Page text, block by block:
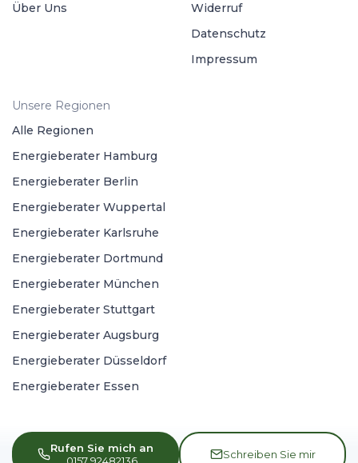
Rufen Sie mich an
Schreiben Sie mir
Über Uns
Widerruf
Datenschutz
Impressum
Unsere Regionen
Alle Regionen
Energieberater Hamburg
Energieberater Berlin
Energieberater Wuppertal
Energieberater Karlsruhe
Energieberater Dortmund
Energieberater München
Energieberater Stuttgart
Energieberater Augsburg
Energieberater Düsseldorf
Energieberater Essen